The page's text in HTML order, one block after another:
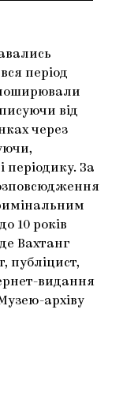
період
від
через
періодику. За
10 років
Вахтанг
публіцист,
видання
архіву